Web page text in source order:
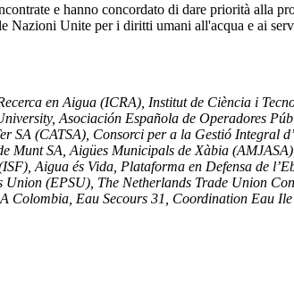
e hanno concordato di dare priorità alla
Nazioni Unite per i diritti umani all'acqua e ai
en Aigua (ICRA), Institut de Ciència i
Asociación Española de Operadores
SA (CATSA), Consorci per a la Gestió Integral
SA, Aigües Municipals de Xàbia
Aigua és Vida, Plataforma en Defensa de
(EPSU), The Netherlands Trade Union
Eau Secours 31, Coordination Eau Ile